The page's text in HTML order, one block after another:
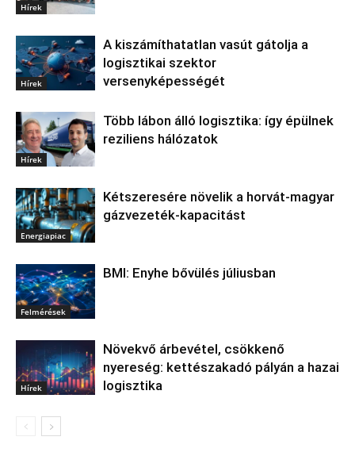
Hírek
Hírek
A kiszámíthatatlan vasút gátolja a
logisztikai szektor
versenyképességét
Hírek
Több lábon álló logisztika: így épülnek
reziliens hálózatok
Energiapiac
Kétszeresére növelik a horvát-magyar
gázvezeték-kapacitást
Felmérések
BMI: Enyhe bővülés júliusban
Hírek
Növekvő árbevétel, csökkenő
nyereség: kettészakadó pályán a hazai
logisztika